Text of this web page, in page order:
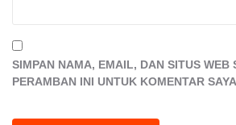
SIMPAN NAMA, EMAIL, DAN SITUS WEB
PERAMBAN INI UNTUK KOMENTAR